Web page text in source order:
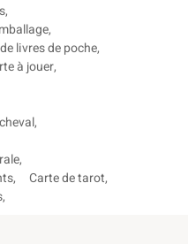
,
,
livres de poche,
à jouer,
,
,
, Carte de tarot,
,